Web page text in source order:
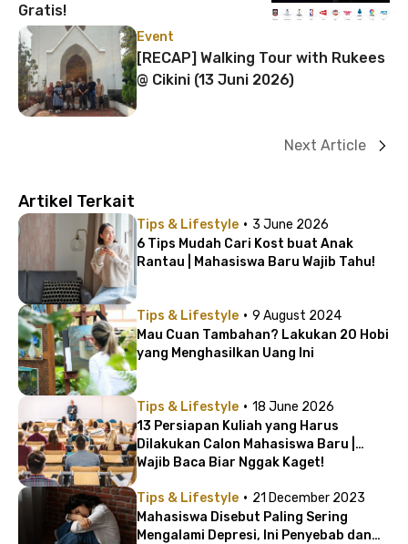
Gratis!
Event
[RECAP] Walking Tour with Rukees
@ Cikini (13 Juni 2026)
Next Article
Artikel Terkait
Tips & Lifestyle · 3 June 2026
6 Tips Mudah Cari Kost buat Anak
Rantau | Mahasiswa Baru Wajib Tahu!
Tips & Lifestyle · 9 August 2024
Mau Cuan Tambahan? Lakukan 20 Hobi
yang Menghasilkan Uang Ini
Tips & Lifestyle · 18 June 2026
13 Persiapan Kuliah yang Harus
Dilakukan Calon Mahasiswa Baru |
Wajib Baca Biar Nggak Kaget!
Tips & Lifestyle · 21 December 2023
Mahasiswa Disebut Paling Sering
Mengalami Depresi, Ini Penyebab dan